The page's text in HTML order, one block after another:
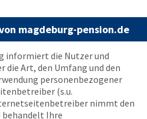
magdeburg-pension.de
informiert die Nutzer und
die Art, den Umfang und den
personenbezogener
(s.u.
nimmt den
behandelt Ihre